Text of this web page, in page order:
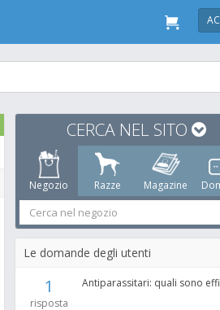
CERCA NEL SITO
Negozio Razze Magazine
Le domande degli utenti
1
risposta
Antiparassitari: quali sono